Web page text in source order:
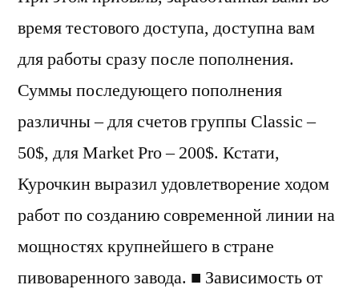
время тестового доступа, доступна вам
для работы сразу после пополнения.
Суммы последующего пополнения
различны – для счетов группы Classic –
50$, для Market Pro – 200$. Кстати,
Курочкин выразил удовлетворение ходом
работ по созданию современной линии на
мощностях крупнейшего в стране
пивоваренного завода. ■ Зависимость от